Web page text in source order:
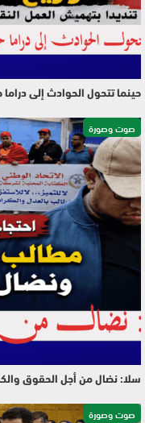
حينما تتحول الحوادث إلى
صوت وصورة
سلا: نضال من أجل الحقوق
صوت وصورة